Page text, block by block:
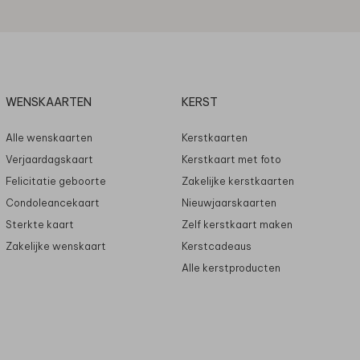
WENSKAARTEN
Alle wenskaarten
Verjaardagskaart
Felicitatie geboorte
Condoleancekaart
Sterkte kaart
Zakelijke wenskaart
KERST
Kerstkaarten
Kerstkaart met foto
Zakelijke kerstkaarten
Nieuwjaarskaarten
Zelf kerstkaart maken
Kerstcadeaus
Alle kerstproducten